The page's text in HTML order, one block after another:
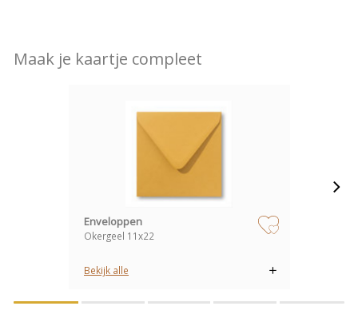
Maak je kaartje compleet
zet op verlanglijstje
Enveloppen
Okergeel 11x22
Bekijk alle